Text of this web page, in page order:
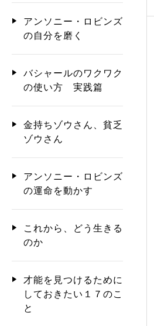
アンソニー・ロビンズ
の自分を磨く
バシャールのワクワク
の使い方 実践篇
金持ちゾウさん、貧乏
ゾウさん
アンソニー・ロビンズ
の運命を動かす
これから、どう生きる
のか
才能を見つけるために
しておきたい１７のこ
と